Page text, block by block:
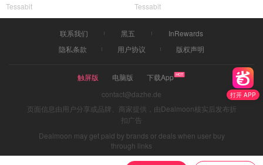
打开 APP
Tessabit Tessabit
联系我们 黑五
InRewards
隐私条款
用户协议 版权声明
触屏版 电脑版
下载App
contact@dazhe.de
页面信息由用户分享或品牌、商家提供，由Dealmoon核实后发布折
扣广告
Dealmoon may get paid by brands or deals when user buy
through links